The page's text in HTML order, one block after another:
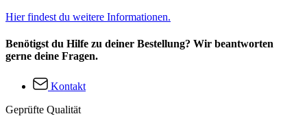
Hier findest du weitere Informationen.
Benötigst du Hilfe zu deiner Bestellung? Wir beantworten
gerne deine Fragen.
Kontakt
Geprüfte Qualität